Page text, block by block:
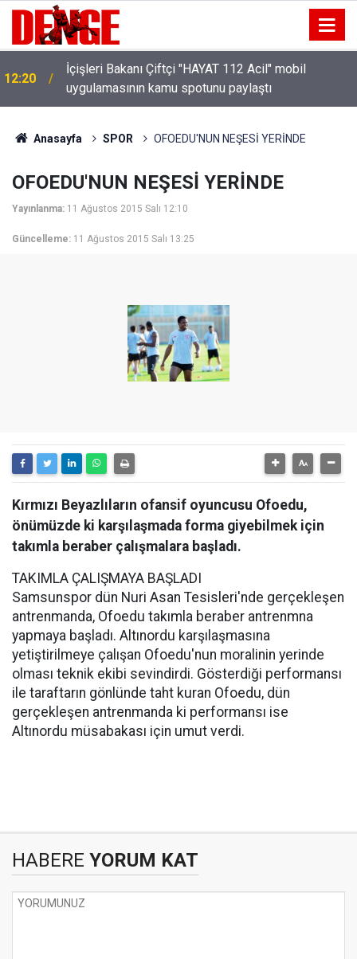
12:20
İçişleri Bakanı Çiftçi "HAYAT 112 Acil" mobil
uygulamasının kamu spotunu paylaştı
Anasayfa SPOR OFOEDU'NUN NEŞESİ YERİNDE
OFOEDU'NUN NEŞESİ YERİNDE
Yayınlanma: 11 Ağustos 2015 Salı 12:10
Güncelleme: 11 Ağustos 2015 Salı 13:25
Kırmızı Beyazlıların ofansif oyuncusu Ofoedu,
önümüzde ki karşılaşmada forma giyebilmek için
takımla beraber çalışmalara başladı.
TAKIMLA ÇALIŞMAYA BAŞLADI
Samsunspor dün Nuri Asan Tesisleri'nde gerçekleşen
antrenmanda, Ofoedu takımla beraber antrenmna
yapmaya başladı. Altınordu karşılaşmasına
yetiştirilmeye çalışan Ofoedu'nun moralinin yerinde
olması teknik ekibi sevindirdi. Gösterdiği performansı
ile taraftarın gönlünde taht kuran Ofoedu, dün
gerçekleşen antrenmanda ki performansı ise
Altınordu müsabakası için umut verdi.
HABERE YORUM KAT